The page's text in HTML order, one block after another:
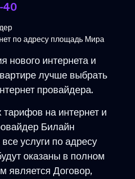
40
по адресу площадь Мира
нового интернета и
лучше выбрать
провайдера.
на интернет и
Билайн
все услуги по адресу
оказаны в полном
является Договор,